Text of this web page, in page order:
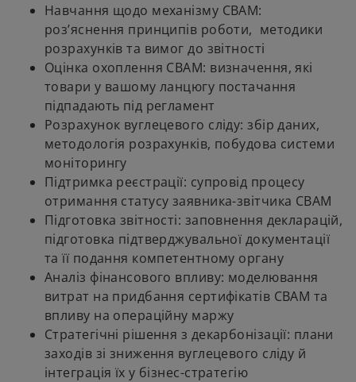
Навчання щодо механізму CBAM:
роз’яснення принципів роботи, методики
розрахунків та вимог до звітності
Оцінка охоплення CBAM: визначення, які
товари у вашому ланцюгу постачання
підпадають під регламент
Розрахунок вуглецевого сліду: збір даних,
методологія розрахунків, побудова системи
моніторингу
Підтримка реєстрації: супровід процесу
отримання статусу заявника-звітчика CBAM
Підготовка звітності: заповнення декларацій,
підготовка підтверджувальної документації
та її подання компетентному органу
Аналіз фінансового впливу: моделювання
витрат на придбання сертифікатів CBAM та
впливу на операційну маржу
Стратегічні рішення з декарбонізації: плани
заходів зі зниження вуглецевого сліду й
інтеграція їх у бізнес-стратегію